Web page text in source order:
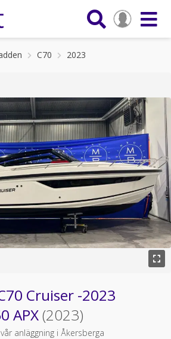
C70 2023
Cruiser -2023
APX(2023)
anläggning i Åkersberga